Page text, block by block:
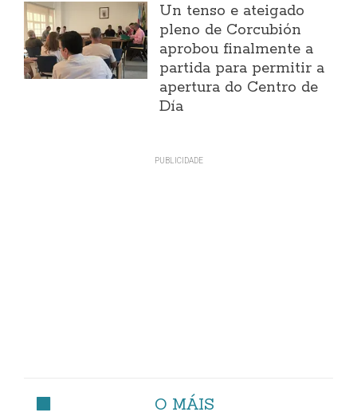
Un tenso e ateigado
pleno de Corcubión
aprobou finalmente a
partida para permitir a
apertura do Centro de
Día
O MÁIS